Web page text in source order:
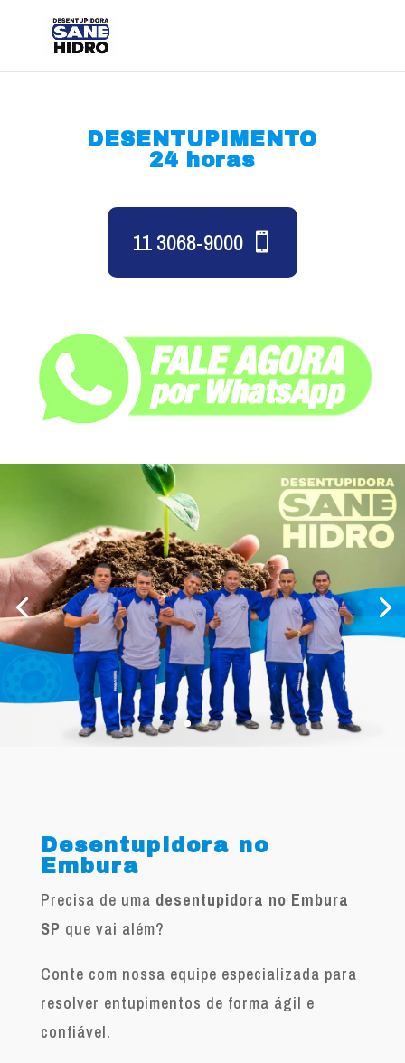
DESENTUPIMENTO
24 horas
11 3068-9000
Desentupidora no
Embura
Precisa de uma desentupidora no Embura
SP que vai além?
Conte com nossa equipe especializada para
resolver entupimentos de forma ágil e
confiável.